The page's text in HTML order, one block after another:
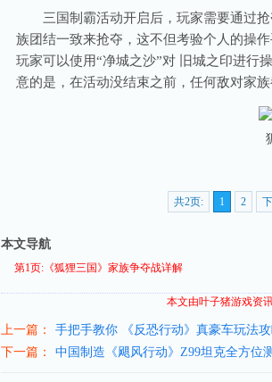
三国制霸活动开启后，玩家需要通过抢
族团结一致来抢夺，这不但考验个人的操
玩家可以使用“净城之沙”对 旧城之印进行
意的是，在活动没结束之前，任何敌对家族
共2页: 1 2
本文导航
第1页:《狐狸三国》家族争夺战详解
本文由叶子猪游戏资
上一篇：
手把手教你 《反恐行动》真豪车玩法
下一篇：
中国制造《飓风行动》Z99坦克全方位